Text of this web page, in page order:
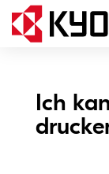
Ich